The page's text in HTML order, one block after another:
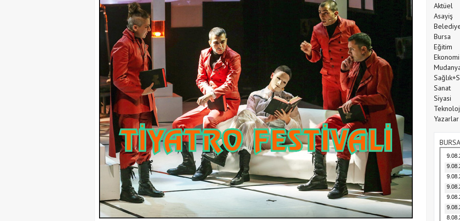
Aktüel
Asayiş
Bursa
Eğitim
Ekonomi
Sanat
Siyasi
Yazarlar